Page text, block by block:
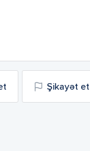
Şikayət et